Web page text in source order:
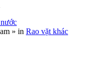
» in Rao vặt khác